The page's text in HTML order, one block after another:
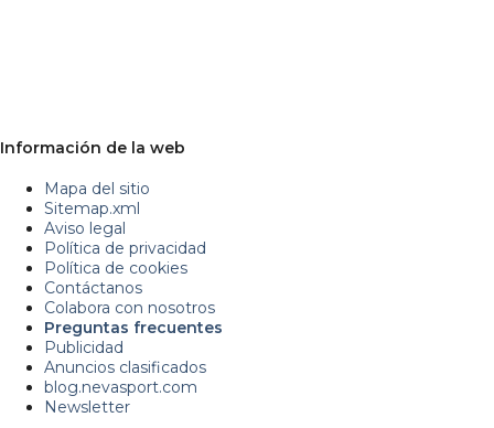
Información de la web
Mapa del sitio
Sitemap.xml
Aviso legal
Política de privacidad
Política de cookies
Contáctanos
Colabora con nosotros
Preguntas frecuentes
Publicidad
Anuncios clasificados
blog.nevasport.com
Newsletter